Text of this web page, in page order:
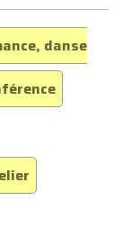
danse